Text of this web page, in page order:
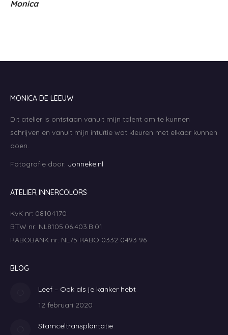
Monica
MONICA DE LEEUW
Dit atelier is ontstaan vanuit mijn talent om te kunnen
schrijven en vanuit mijn intuïtie wat kleuren met elkaar kunnen
doen.
Fotografie door: Jonneke.nl
ATELIER INNERCOLORS
KvK nr: 08104170
BTW nr: NL8105.06.403.B.01
RABOBANK nr: NL75 RABO 0332 0493 96
BLOG
Leef – Ook als je kanker hebt
12 februari 2020
Stamceltransplantatie